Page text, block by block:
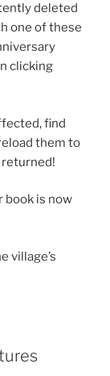
deleted
one of these
clicking
find
them to
returned!
book is now
village’s